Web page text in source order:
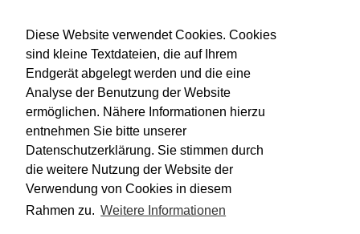
Diese Website verwendet Cookies. Cookies
sind kleine Textdateien, die auf Ihrem
Endgerät abgelegt werden und die eine
Analyse der Benutzung der Website
ermöglichen. Nähere Informationen hierzu
entnehmen Sie bitte unserer
Datenschutzerklärung. Sie stimmen durch
die weitere Nutzung der Website der
Verwendung von Cookies in diesem
Rahmen zu. Weitere Informationen